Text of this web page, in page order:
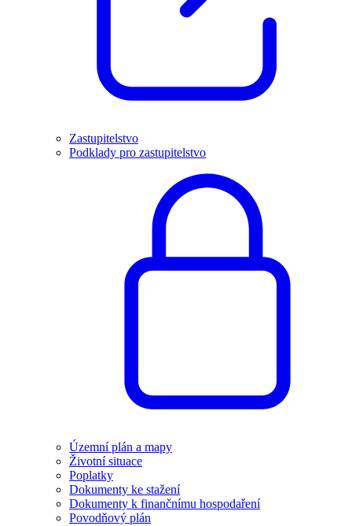
Zastupitelstvo
Podklady pro zastupitelstvo
Územní plán a mapy
Životní situace
Poplatky
Dokumenty ke stažení
Dokumenty k finančnímu hospodaření
Povodňový plán